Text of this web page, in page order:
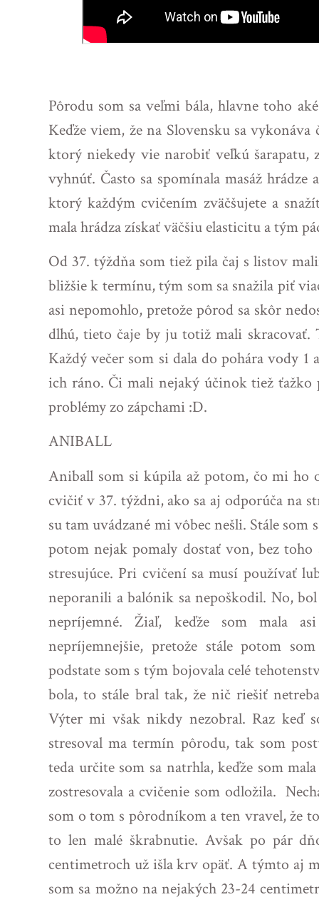
Pôrodu som sa veľmi bála, hlavne toho
Keďže viem, že na Slovensku sa
ktorý niekedy vie narobiť veľkú šarapatu,
vyhnúť. Často sa spomínala masáž
ktorý každým cvičením zväčšujete a
mala hrádza získať väčšiu elasticitu a tým
Od 37. týždňa som tiež pila čaj s listov
bližšie k termínu, tým som sa snažila piť
asi nepomohlo, pretože pôrod sa skôr
dlhú, tieto čaje by ju totiž mali skracovať.
Každý večer som si dala do pohára vody
ich ráno. Či mali nejaký účinok tiež ťažko
problémy zo zápchami :D.
ANIBALL
Aniball som si kúpila až potom, čo mi ho
cvičiť v 37. týždni, ako sa aj odporúča na
su tam uvádzané mi vôbec nešli. Stále som
potom nejak pomaly dostať von, bez
stresujúce. Pri cvičení sa musí používať
neporanili a balónik sa nepoškodil. No,
nepríjemné. Žiaľ, keďže som mala
nepríjemnejšie, pretože stále potom
podstate som s tým bojovala celé
bola, to stále bral tak, že nič riešiť
Výter mi však nikdy nezobral. Raz keď
stresoval ma termín pôrodu, tak som
teda určite som sa natrhla, keďže som
zostresovala a cvičenie som odložila.
som o tom s pôrodníkom a ten vravel, že
to len malé škrabnutie. Avšak po pár
centimetroch už išla krv opäť. A týmto aj
som sa možno na nejakých 23-24